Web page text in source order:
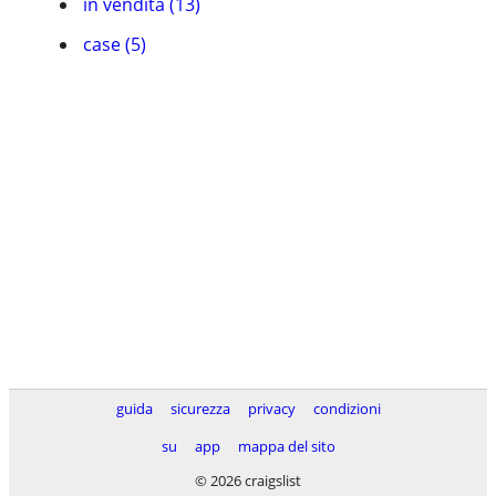
case (5)
guida sicurezza privacy
condizioni
su
app
mappa del sito
© 2026 craigslist